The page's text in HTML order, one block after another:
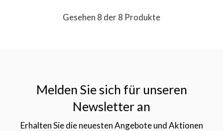
Gesehen 8 der 8 Produkte
Melden Sie sich für unseren
Newsletter an
Erhalten Sie die neuesten Angebote und Aktionen